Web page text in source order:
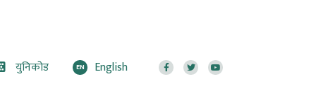
युनिकोड EN English